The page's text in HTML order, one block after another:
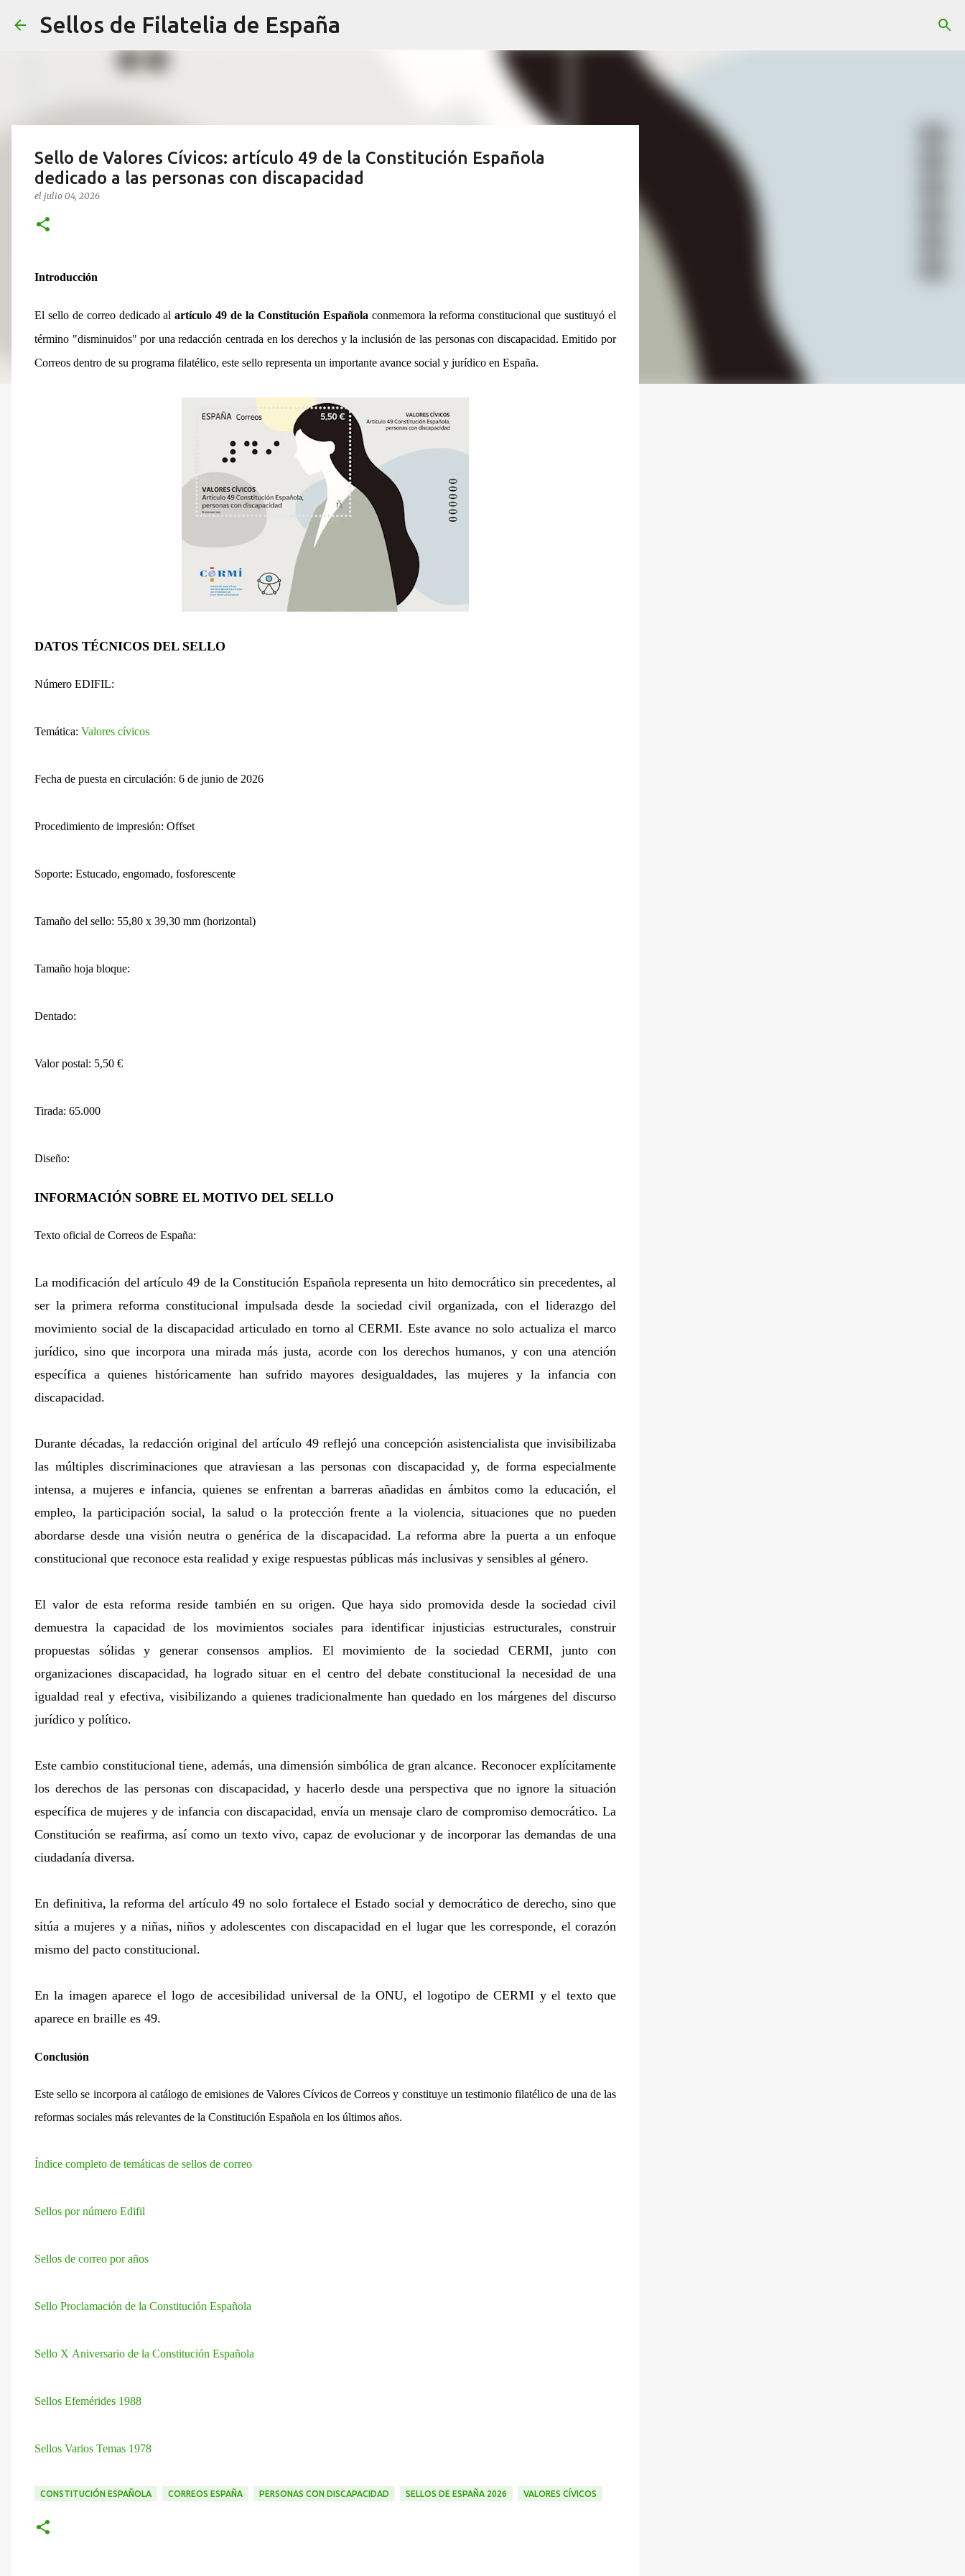
Sellos de Filatelia de España
Sello de Valores Cívicos: artículo 49 de la Constitución Española
dedicado a las personas con discapacidad
el julio 04, 2026
Introducción
El sello de correo dedicado alartículo 49 de la Constitución Española conmemora la reforma constitucional que sustituyó el
término "disminuidos" por una redacción centrada en los derechos y la inclusión de las personas con discapacidad. Emitido por
Correos dentro de su programa filatélico, este sello representa un importante avance social y jurídico en España.
DATOS TÉCNICOS DEL SELLO
Número EDIFIL:
Temática: Valores cívicos
Fecha de puesta en circulación: 6 de junio de 2026
Procedimiento de impresión: Offset
Soporte: Estucado, engomado, fosforescente
Tamaño del sello: 55,80 x 39,30 mm (horizontal)
Tamaño hoja bloque:
Dentado:
Valor postal: 5,50 €
Tirada: 65.000
Diseño:
INFORMACIÓN SOBRE EL MOTIVO DEL SELLO
Texto oficial de Correos de España:
La modificación del artículo 49 de la Constitución Española representa un hito democrático sin precedentes, al
ser la primera reforma constitucional impulsada desde la sociedad civil organizada, con el liderazgo del
movimiento social de la discapacidad articulado en torno al CERMI. Este avance no solo actualiza el marco
jurídico, sino que incorpora una mirada más justa, acorde con los derechos humanos, y con una atención
específica a quienes históricamente han sufrido mayores desigualdades, las mujeres y la infancia con
discapacidad.
Durante décadas, la redacción original del artículo 49 reflejó una concepción asistencialista que invisibilizaba
las múltiples discriminaciones que atraviesan a las personas con discapacidad y, de forma especialmente
intensa, a mujeres e infancia, quienes se enfrentan a barreras añadidas en ámbitos como la educación, el
empleo, la participación social, la salud o la protección frente a la violencia, situaciones que no pueden
abordarse desde una visión neutra o genérica de la discapacidad. La reforma abre la puerta a un enfoque
constitucional que reconoce esta realidad y exige respuestas públicas más inclusivas y sensibles al género.
El valor de esta reforma reside también en su origen. Que haya sido promovida desde la sociedad civil
demuestra la capacidad de los movimientos sociales para identificar injusticias estructurales, construir
propuestas sólidas y generar consensos amplios. El movimiento de la sociedad CERMI, junto con
organizaciones discapacidad, ha logrado situar en el centro del debate constitucional la necesidad de una
igualdad real y efectiva, visibilizando a quienes tradicionalmente han quedado en los márgenes del discurso
jurídico y político.
Este cambio constitucional tiene, además, una dimensión simbólica de gran alcance. Reconocer explícitamente
los derechos de las personas con discapacidad, y hacerlo desde una perspectiva que no ignore la situación
específica de mujeres y de infancia con discapacidad, envía un mensaje claro de compromiso democrático. La
Constitución se reafirma, así como un texto vivo, capaz de evolucionar y de incorporar las demandas de una
ciudadanía diversa.
En definitiva, la reforma del artículo 49 no solo fortalece el Estado social y democrático de derecho, sino que
sitúa a mujeres y a niñas, niños y adolescentes con discapacidad en el lugar que les corresponde, el corazón
mismo del pacto constitucional.
En la imagen aparece el logo de accesibilidad universal de la ONU, el logotipo de CERMI y el texto que
aparece en braille es 49.
Conclusión
Este sello se incorpora al catálogo de emisiones de Valores Cívicos de Correos y constituye un testimonio filatélico de una de las
reformas sociales más relevantes de la Constitución Española en los últimos años.
Índice completo de temáticas de sellos de correo
Sellos por número Edifil
Sellos de correo por años
Sello Proclamación de la Constitución Española
Sello X Aniversario de la Constitución Española
Sellos Efemérides 1988
Sellos Varios Temas 1978
CONSTITUCIÓN ESPAÑOLA CORREOS ESPAÑA PERSONAS CON DISCAPACIDAD SELLOS DE ESPAÑA 2026 VALORES CÍVICOS